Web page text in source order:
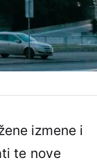
izmene i
te nove